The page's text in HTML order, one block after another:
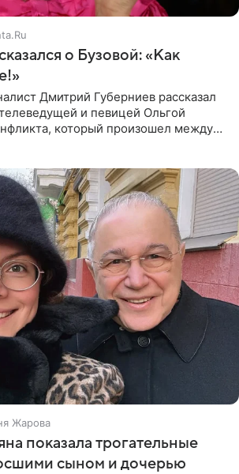
о Бузовой: «Как
Дмитрий Губерниев рассказал
и певицей Ольгой
который произошел между
Жарова
показала трогательные
сыном и дочерью